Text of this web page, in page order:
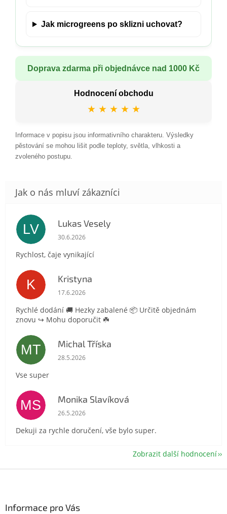
Jak microgreens po sklizni uchovat?
Doprava zdarma při objednávce nad 1000 Kč
Hodnocení obchodu
★ ★ ★ ★ ★
Informace v popisu jsou informativního charakteru. Výsledky
pěstování se mohou lišit podle teploty, světla, vlhkosti a
zvoleného postupu.
LV Lukas Vesely
Hodnocení obchodu je 5 z 5 hvězdiček.
30.6.2026
Rychlost, čaje vynikající
K Kristyna
Hodnocení obchodu je 5 z 5 hvězdiček.
17.6.2026
Rychlé dodání 🚚 Hezky zabalené 📦 Určitě objednám
znovu ↪️ Mohu doporučit ☘️
MT Michal Tříska
Hodnocení obchodu je 5 z 5 hvězdiček.
28.5.2026
Vse super
MS Monika Slavíková
Hodnocení obchodu je 5 z 5 hvězdiček.
26.5.2026
Dekuji za rychle doručení, vše bylo super.
Zobrazit další hodnocení
Informace pro Vás